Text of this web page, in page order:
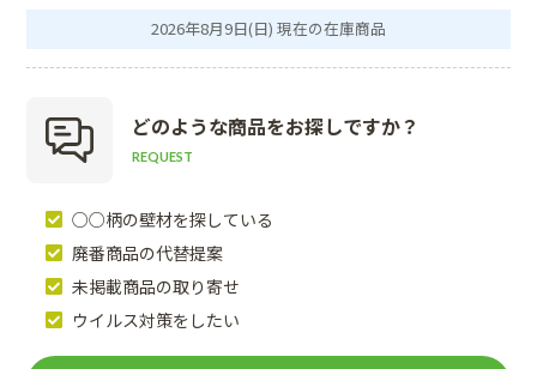
2026年8月9日(日) 現在の在庫商品
どのような商品をお探しですか？
REQUEST
○○柄の壁材を探している
廃番商品の代替提案
未掲載商品の取り寄せ
ウイルス対策をしたい